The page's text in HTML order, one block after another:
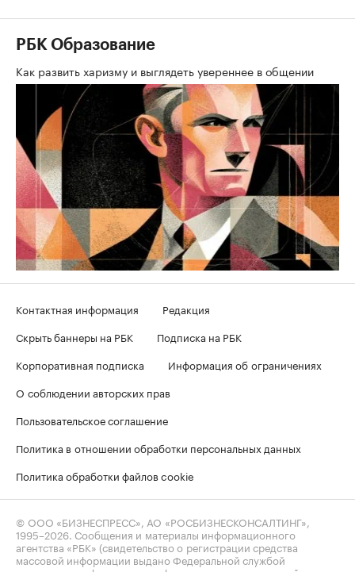
РБК Образование
Как развить харизму и выглядеть увереннее в общении
Контактная информация
Редакция
Скрыть баннеры на РБК
Подписка на РБК
Корпоративная подписка
Информация об ограничениях
О соблюдении авторских прав
Пользовательское соглашение
Политика в отношении обработки персональных данных
Политика обработки файлов cookie
© ООО «БИЗНЕСПРЕСС», АО «РОСБИЗНЕСКОНСАЛТИНГ»,
1995–2026 . Сообщения и материалы информационного
агентства «РБК» (свидетельство о регистрации средства
массовой информации выдано Федеральной службой